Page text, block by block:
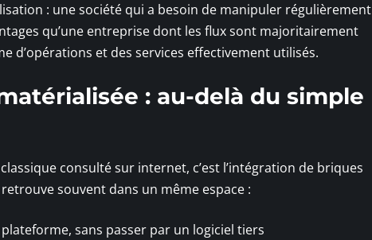
: une société qui a besoin de manipuler régulièrement
qu’une entreprise dont les flux sont majoritairement
d’opérations et des services effectivement utilisés.
: au-delà du simple
consulté sur internet, c’est l’intégration de briques
souvent dans un même espace :
sans passer par un logiciel tiers